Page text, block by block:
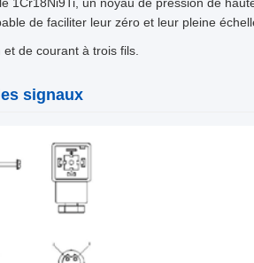
de faciliter leur zéro et leur pleine
de courant à trois fils.
signaux